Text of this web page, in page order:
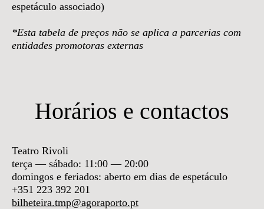
espetáculo associado)
*Esta tabela de preços não se aplica a parcerias com
entidades promotoras externas
Horários e contactos
Teatro Rivoli
terça — sábado: 11:00 — 20:00
domingos e feriados: aberto em dias de espetáculo
+351 223 392 201
bilheteira.tmp@agoraporto.pt